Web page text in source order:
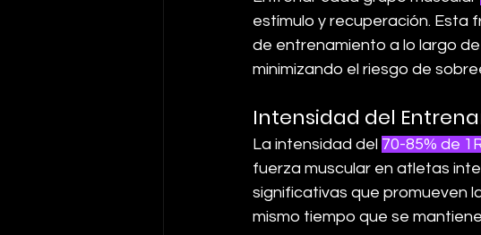
estímulo y recuperación. Esta
de entrenamiento a lo largo
minimizando el riesgo de
Intensidad del
La intensidad del 70-85% de
fuerza muscular en atletas
significativas que promueven
mismo tiempo que se